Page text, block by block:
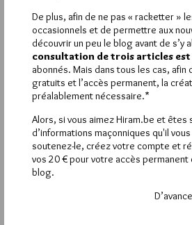
La rédaction de
réservée aux
Si vous souhaitez
commentaires, vous
VOUS INSCRIRE
De plus, afin de ne pas « racketter »
occasionnels et de permettre aux
découvrir un peu le blog avant de s’y
consultation de trois articles
abonnés. Mais dans tous les cas,
gratuits et l’accès permanent, la
préalablement nécessaire.*
Alors, si vous aimez Hiram.be et êtes
d’informations maçonniques qu'il
soutenez-le, créez votre compte et
vos 20 € pour votre accès permanent
blog.